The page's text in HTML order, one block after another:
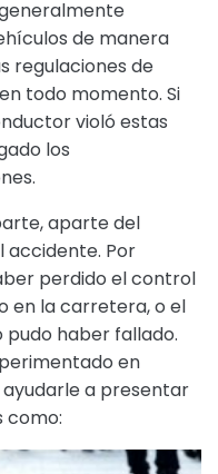
de manera
regulaciones de
todo momento. Si
violó estas
los
aparte del
accidente. Por
perdido el control
en la carretera, o el
haber fallado.
en
a presentar
como: